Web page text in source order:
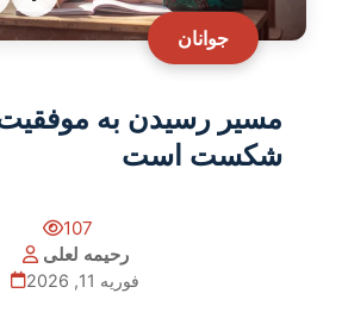
جوانان
مسیر رسیدن به
شکست است
107
رحیمه لعلی
فوریه 11, 2026